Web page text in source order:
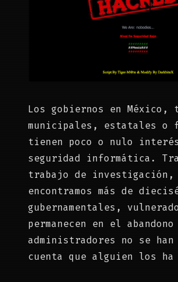
Los gobiernos en México,
municipales, estatales o
tienen poco o nulo
seguridad informática. T
trabajo de investigación,
encontramos más de
gubernamentales,
permanecen en el
administradores no se han
cuenta que alguien los ha